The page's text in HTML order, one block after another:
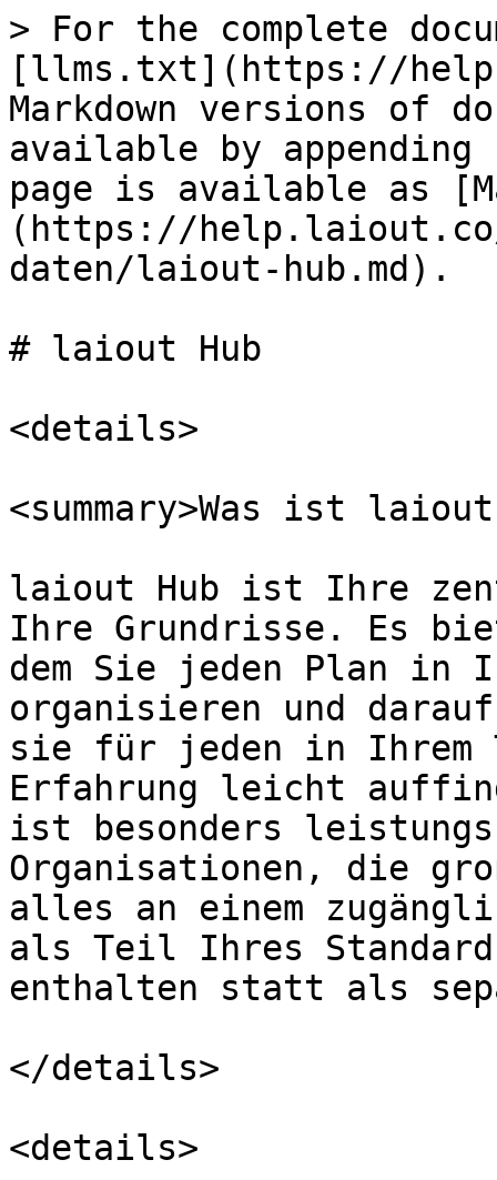
> For the complete
[llms.txt](https://
Markdown versions of
available by
page is available as
(https://help.laiout.co/
daten/laiout-hub.md).
# laiout Hub
<details>
<summary>Was ist laiout
laiout Hub ist Ihre
Ihre Grundrisse. Es
dem Sie jeden Plan in
organisieren und
sie für jeden in Ihrem
Erfahrung leicht
ist besonders
Organisationen, die
alles an einem
als Teil Ihres
enthalten statt als
</details>
<details>